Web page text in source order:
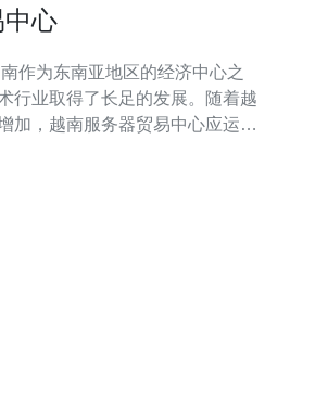
心
行业取得了长足的发展。随着越
加，越南服务器贸易中心应运而